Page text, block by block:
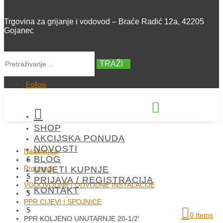
Trgovina za grijanje i vodovod – Braće Radić 12a, 42205
Gojanec
TRAŽI
Follow


SHOP
AKCIJSKA PONUDA
NOVOSTI
BLOG
UVJETI KUPNJE
PRIJAVA / REGISTRACIJA
KONTAKT
0 Items
Naslovnica
$
Proizvodi
$
VODOVODNE I ODVODNE INSTALACIJE
$
PPR CIJEVI I SPOJNICE
$
PPR KOLJENO UNUTARNJE 20-1/2′